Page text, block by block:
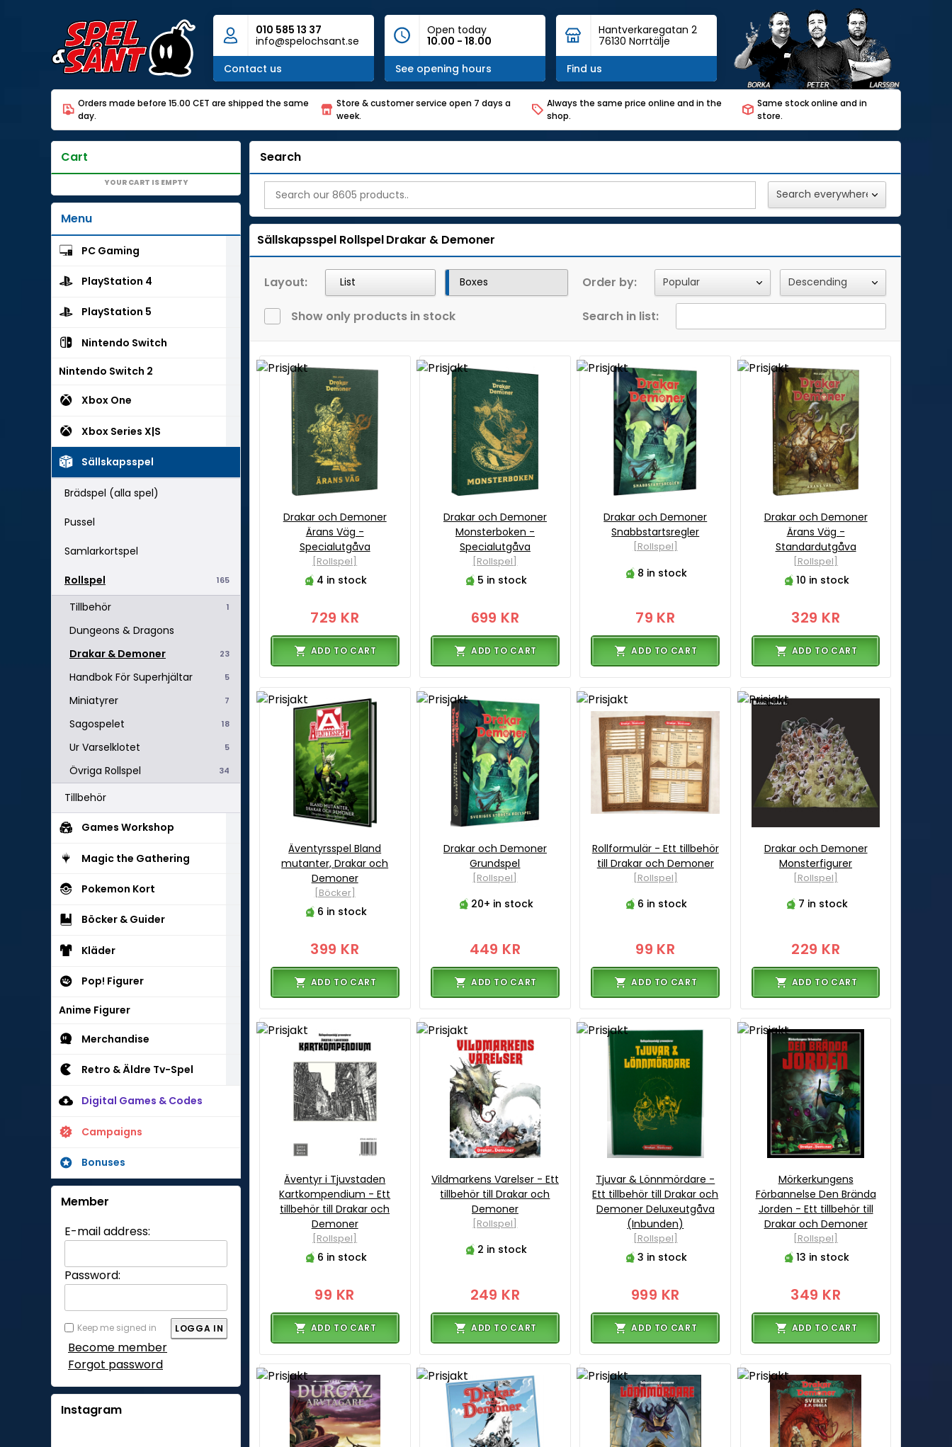
010 585 13 37
info@spelochsant.se
Contact us
Open today
10.00 - 18.00
See opening hours
Hantverkaregatan 2
76130 Norrtälje
Find us
Orders made before 15.00 CET are shipped the same
day.
Store & customer service open 7 days a
week.
Always the same price online and in the
shop.
Same stock online and in
store.
Cart
YOUR CART IS EMPTY
Menu
PC Gaming
PlayStation 4
PlayStation 5
Nintendo Switch
Nintendo Switch 2
Xbox One
Xbox Series X|S
Sällskapsspel
Brädspel (alla spel)
Pussel
Samlarkortspel
165
Rollspel
1
Tillbehör
Dungeons & Dragons
23
Drakar & Demoner
5
Handbok För Superhjältar
7
Miniatyrer
18
Sagospelet
5
Ur Varselklotet
34
Övriga Rollspel
Tillbehör
Games Workshop
Magic the Gathering
Pokemon Kort
Böcker & Guider
Kläder
Pop! Figurer
Anime Figurer
Merchandise
Retro & Äldre Tv-Spel
Digital Games & Codes
Campaigns
Bonuses
Member
E-mail address:
Password:
Keep me signed in
Become member
Forgot password
Instagram
Search
Sällskapsspel RollspelDrakar & Demoner
Layout: List Boxes Order by:
Show only products in stock Search in list:
Drakar och Demoner
Ärans Väg -
Specialutgåva
[Rollspel]
4 in stock
729 KR
ADD TO CART
Drakar och Demoner
Monsterboken -
Specialutgåva
[Rollspel]
5 in stock
699 KR
ADD TO CART
Drakar och Demoner
Snabbstartsregler
[Rollspel]
8 in stock
79 KR
ADD TO CART
Drakar och Demoner
Ärans Väg -
Standardutgåva
[Rollspel]
10 in stock
329 KR
ADD TO CART
Äventyrsspel Bland
mutanter, Drakar och
Demoner
[Böcker]
6 in stock
399 KR
ADD TO CART
Drakar och Demoner
Grundspel
[Rollspel]
20+ in stock
449 KR
ADD TO CART
Rollformulär - Ett tillbehör
till Drakar och Demoner
[Rollspel]
6 in stock
99 KR
ADD TO CART
Drakar och Demoner
Monsterfigurer
[Rollspel]
7 in stock
229 KR
ADD TO CART
Äventyr i Tjuvstaden
Kartkompendium - Ett
tillbehör till Drakar och
Demoner
[Rollspel]
6 in stock
99 KR
ADD TO CART
Vildmarkens Varelser - Ett
tillbehör till Drakar och
Demoner
[Rollspel]
2 in stock
249 KR
ADD TO CART
Tjuvar & Lönnmördare -
Ett tillbehör till Drakar och
Demoner Deluxeutgåva
(Inbunden)
[Rollspel]
3 in stock
999 KR
ADD TO CART
Mörkerkungens
Förbannelse Den Brända
Jorden - Ett tillbehör till
Drakar och Demoner
[Rollspel]
13 in stock
349 KR
ADD TO CART